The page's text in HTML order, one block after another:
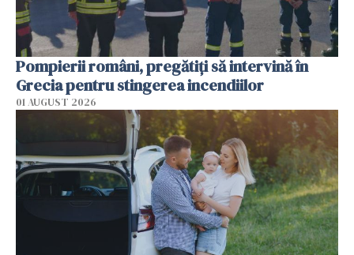
Pompierii români, pregătiţi să intervină în
Grecia pentru stingerea incendiilor
01 AUGUST 2026